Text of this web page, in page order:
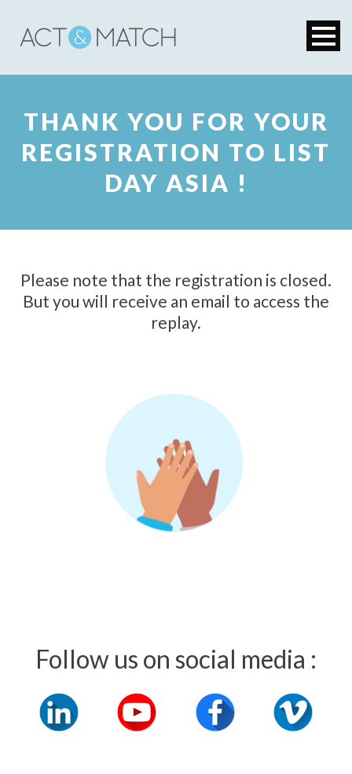
THANK YOU FOR YOUR
REGISTRATION TO LIST
DAY ASIA !
Please note that the registration is closed.
But you will receive an email to access the
replay.
Follow us on social media :